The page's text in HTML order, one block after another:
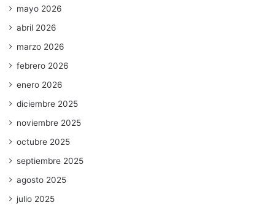
mayo 2026
abril 2026
marzo 2026
febrero 2026
enero 2026
diciembre 2025
noviembre 2025
octubre 2025
septiembre 2025
agosto 2025
julio 2025